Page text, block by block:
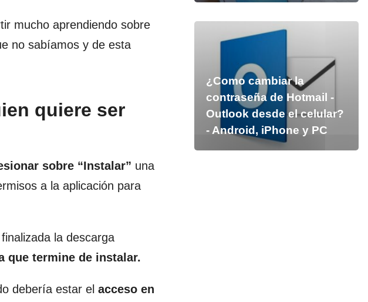
mucho aprendiendo sobre
no sabíamos y de esta
quiere ser
sobre “Instalar” una
a la aplicación para
la descarga
que termine de instalar.
debería estar el acceso en
¿Como cambiar la
contraseña de Hotmail -
Outlook desde el celular?
- Android, iPhone y PC